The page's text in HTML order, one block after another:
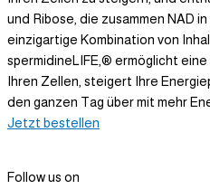
und Ribose, die zusammen NAD
einzigartige Kombination von
spermidineLIFE,® ermöglicht
Ihren Zellen, steigert Ihre
den ganzen Tag über mit mehr
Jetzt bestellen
Follow us on